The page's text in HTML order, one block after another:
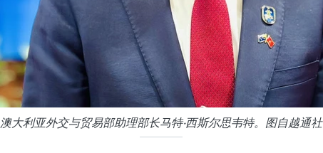
澳大利亚外交与贸易部助理部长马特·西斯尔思韦特。图自越通社